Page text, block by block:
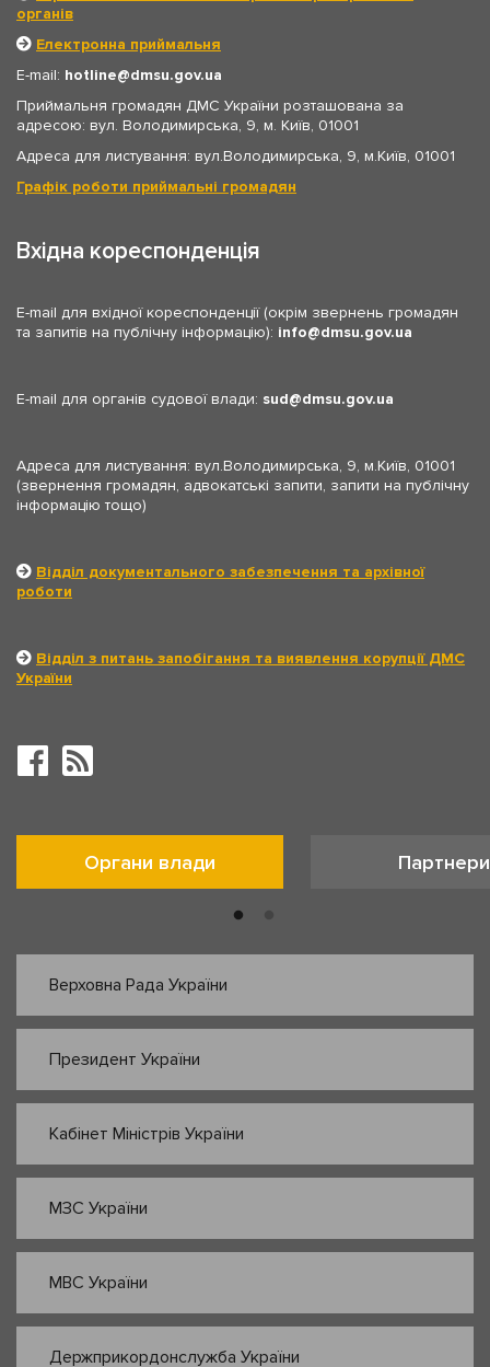
органів
Електронна приймальня
E-mail: hotline
dmsu.gov.ua
Приймальня громадян ДМС України розташована за
адресою: вул. Володимирська, 9, м. Київ, 01001
Адреса для листування: вул.Володимирська, 9, м.Київ, 01001
Графік роботи приймальні громадян
Вхідна кореспонденція
E-mail для вхідної кореспонденції (окрім звернень громадян
та запитів на публічну інформацію): info dmsu.gov.ua
E-mail для органів судової влади: sud dmsu.gov.ua
Адреса для листування: вул.Володимирська, 9, м.Київ, 01001
(звернення громадян, адвокатські запити, запити на публічну
інформацію тощо)
Відділ документального забезпечення та архівної
роботи
Відділ з питань запобігання та виявлення корупції ДМС
України
Органи влади Партнери
Верховна Рада України
Президент України
Кабінет Міністрів України
МЗС України
МВС України
Держприкордонслужба України